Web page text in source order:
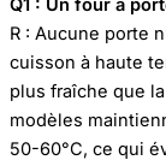
Q1 : Un four à
R : Aucune porte
cuisson à haute
plus fraîche que
modèles
50-60°C, ce qui